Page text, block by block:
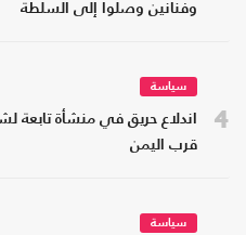
وفنانين وصلوا إلى السلطة
4
سياسة
اندلاع حريق في منشأة تابعة
قرب اليمن
سياسة